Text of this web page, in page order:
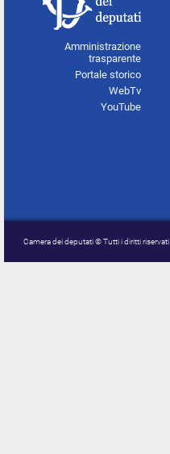
Amministrazione
trasparente
Portale storico
WebTv
YouTube
Camera dei deputati © Tutti i diritti riservati